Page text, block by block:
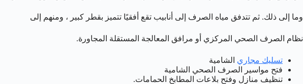
وما إلى ذلك. ثم تتدفق مياه الصرف إلى أنابيب تقع أفقيًا تتميز بقطر كبير ، ومنهم إلى
نظام الصرف الصحي المركزي أو مرافق المعالجة المستقلة المجاورة.
تسليك مجاري الشامية
فتح مواسير الصرف الصحي الشامية
تنظيف منازل وفتح بلاعات المطابخ الحمامات.